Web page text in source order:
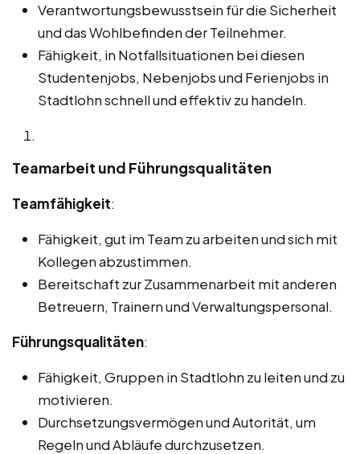
Verantwortungsbewusstsein für die Sicherheit
und das Wohlbefinden der Teilnehmer.
Fähigkeit, in Notfallsituationen bei diesen
Studentenjobs, Nebenjobs und Ferienjobs in
Stadtlohn schnell und effektiv zu handeln.
Teamarbeit und Führungsqualitäten
Teamfähigkeit:
Fähigkeit, gut im Team zu arbeiten und sich mit
Kollegen abzustimmen.
Bereitschaft zur Zusammenarbeit mit anderen
Betreuern, Trainern und Verwaltungspersonal.
Führungsqualitäten:
Fähigkeit, Gruppen in Stadtlohn zu leiten und zu
motivieren.
Durchsetzungsvermögen und Autorität, um
Regeln und Abläufe durchzusetzen.